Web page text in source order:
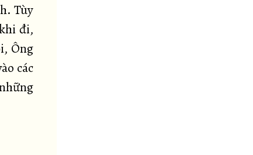
Tùy
đi,
Ông
các